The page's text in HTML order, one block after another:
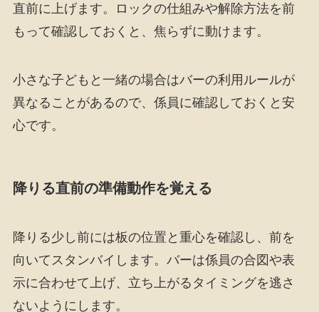
直前に上げます。ロックの仕組みや解除方法を前
もって確認しておくと、焦らずに動けます。
小さな子どもと一緒の場合はバーの利用ルールが
異なることがあるので、係員に確認しておくと安
心です。
降りる直前の準備動作を覚える
降りる少し前には板の位置と重心を確認し、前を
向いてスタンバイします。バーは係員の合図や表
示に合わせて上げ、立ち上がるタイミングを逃さ
ないようにします。